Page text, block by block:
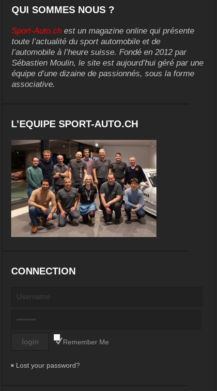
QUI SOMMES NOUS ?
Sport-Auto.ch est un magazine online qui présente
toute l’actualité du sport automobile et de
l’automobile à l’heure suisse. Fondé en 2012 par
Sébastien Moulin, le site est aujourd’hui géré par une
équipe d’une dizaine de passionnés, sous la forme
associative.
L’EQUIPE SPORT-AUTO.CH
CONNECTION
Remember Me
Lost your password?